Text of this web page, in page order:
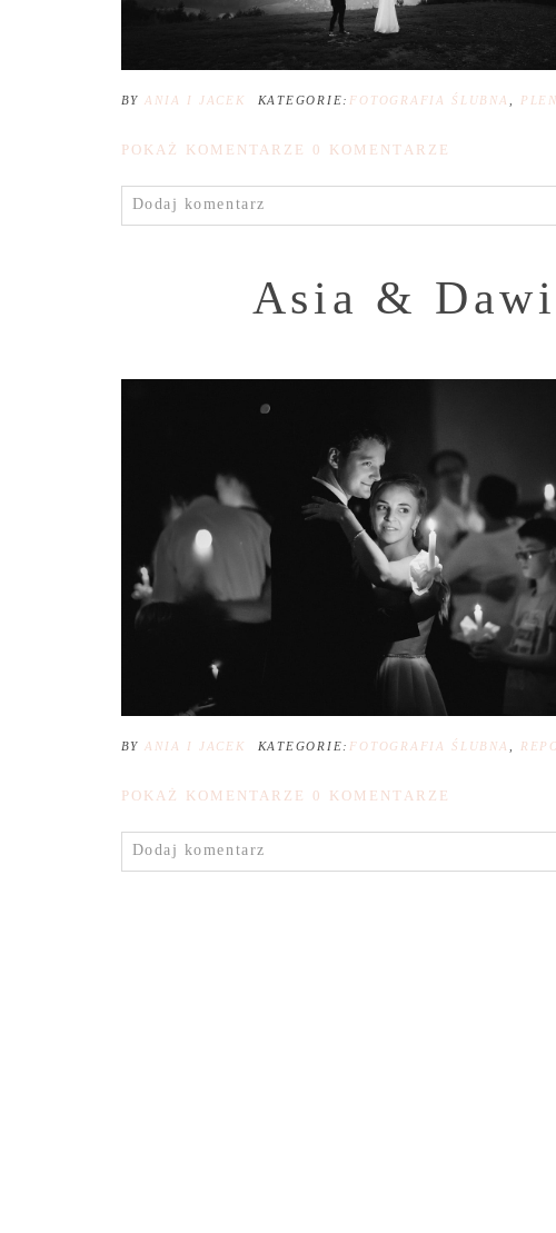
BY ANIA I JACEK KATEGORIE: FOTOGRAFIA ŚLUBNA
POKAŻ KOMENTARZE 0 KOMENTARZE
Dodaj komentarz
Asia &
BY ANIA I JACEK KATEGORIE: FOTOGRAFIA ŚLUBNA
POKAŻ KOMENTARZE 0 KOMENTARZE
Dodaj komentarz